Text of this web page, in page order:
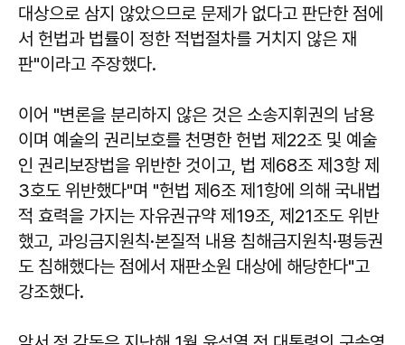
대상으로 삼지 않았으므로 문제가 없다고 판단한 점에
서 헌법과 법률이 정한 적법절차를 거치지 않은 재
판"이라고 주장했다.
이어 "변론을 분리하지 않은 것은 소송지휘권의 남용
이며 예술의 권리보호를 천명한 헌법 제22조 및 예술
인 권리보장법을 위반한 것이고, 법 제68조 제3항 제
3호도 위반했다"며 "헌법 제6조 제1항에 의해 국내법
적 효력을 가지는 자유권규약 제19조, 제21조도 위반
했고, 과잉금지원칙·본질적 내용 침해금지원칙·평등권
도 침해했다는 점에서 재판소원 대상에 해당한다"고
강조했다.